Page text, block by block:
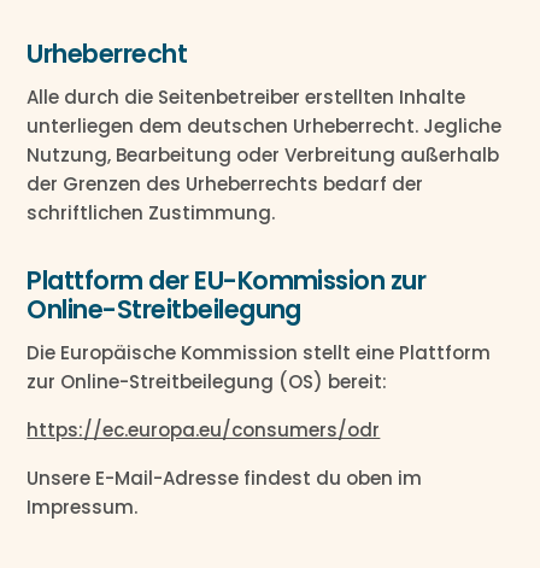
Urheberrecht
Alle durch die Seitenbetreiber erstellten Inhalte
unterliegen dem deutschen Urheberrecht. Jegliche
Nutzung, Bearbeitung oder Verbreitung außerhalb
der Grenzen des Urheberrechts bedarf der
schriftlichen Zustimmung.
Plattform der EU-Kommission zur
Online-Streitbeilegung
Die Europäische Kommission stellt eine Plattform
zur Online-Streitbeilegung (OS) bereit:
https://ec.europa.eu/consumers/odr
Unsere E-Mail-Adresse findest du oben im
Impressum.